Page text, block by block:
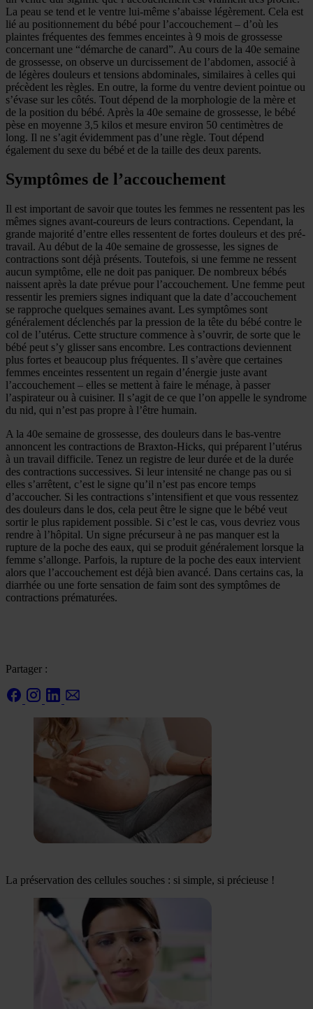
La peau se tend et le ventre lui-même s’abaisse légèrement. Cela est
lié au positionnement du bébé pour l’accouchement – d’où les
plaintes fréquentes des femmes enceintes à 9 mois de grossesse
concernant une “démarche de canard”. Au cours de la 40e semaine
de grossesse, on observe un durcissement de l’abdomen, associé à
de légères douleurs et tensions abdominales, similaires à celles qui
précèdent les règles. En outre, la forme du ventre devient pointue ou
s’évase sur les côtés. Tout dépend de la morphologie de la mère et
de la position du bébé. Après la 40e semaine de grossesse, le bébé
pèse en moyenne 3,5 kilos et mesure environ 50 centimètres de
long. Il ne s’agit évidemment pas d’une règle. Tout dépend
également du sexe du bébé et de la taille des deux parents.
Symptômes de l’accouchement
Il est important de savoir que toutes les femmes ne ressentent pas les
mêmes signes avant-coureurs de leurs contractions. Cependant, la
grande majorité d’entre elles ressentent de fortes douleurs et des pré-
travail. Au début de la 40e semaine de grossesse, les signes de
contractions sont déjà présents. Toutefois, si une femme ne ressent
aucun symptôme, elle ne doit pas paniquer. De nombreux bébés
naissent après la date prévue pour l’accouchement. Une femme peut
ressentir les premiers signes indiquant que la date d’accouchement
se rapproche quelques semaines avant. Les symptômes sont
généralement déclenchés par la pression de la tête du bébé contre le
col de l’utérus. Cette structure commence à s’ouvrir, de sorte que le
bébé peut s’y glisser sans encombre. Les contractions deviennent
plus fortes et beaucoup plus fréquentes. Il s’avère que certaines
femmes enceintes ressentent un regain d’énergie juste avant
l’accouchement – elles se mettent à faire le ménage, à passer
l’aspirateur ou à cuisiner. Il s’agit de ce que l’on appelle le syndrome
du nid, qui n’est pas propre à l’être humain.
A la 40e semaine de grossesse, des douleurs dans le bas-ventre
annoncent les contractions de Braxton-Hicks, qui préparent l’utérus
à un travail difficile. Tenez un registre de leur durée et de la durée
des contractions successives. Si leur intensité ne change pas ou si
elles s’arrêtent, c’est le signe qu’il n’est pas encore temps
d’accoucher. Si les contractions s’intensifient et que vous ressentez
des douleurs dans le dos, cela peut être le signe que le bébé veut
sortir le plus rapidement possible. Si c’est le cas, vous devriez vous
rendre à l’hôpital. Un signe précurseur à ne pas manquer est la
rupture de la poche des eaux, qui se produit généralement lorsque la
femme s’allonge. Parfois, la rupture de la poche des eaux intervient
alors que l’accouchement est déjà bien avancé. Dans certains cas, la
diarrhée ou une forte sensation de faim sont des symptômes de
contractions prématurées.
Partager :
La préservation des cellules souches : si simple, si précieuse !